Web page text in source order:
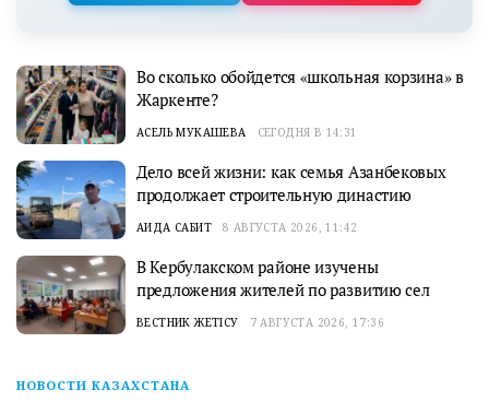
Во сколько обойдется «школьная корзина» в
Жаркенте?
АСЕЛЬ МУКАШЕВА СЕГОДНЯ В 14:31
Дело всей жизни: как семья Азанбековых
продолжает строительную династию
АИДА САБИТ 8 АВГУСТА 2026, 11:42
В Кербулакском районе изучены
предложения жителей по развитию сел
ВЕСТНИК ЖЕТІСУ 7 АВГУСТА 2026, 17:36
НОВОСТИ КАЗАХСТАНА